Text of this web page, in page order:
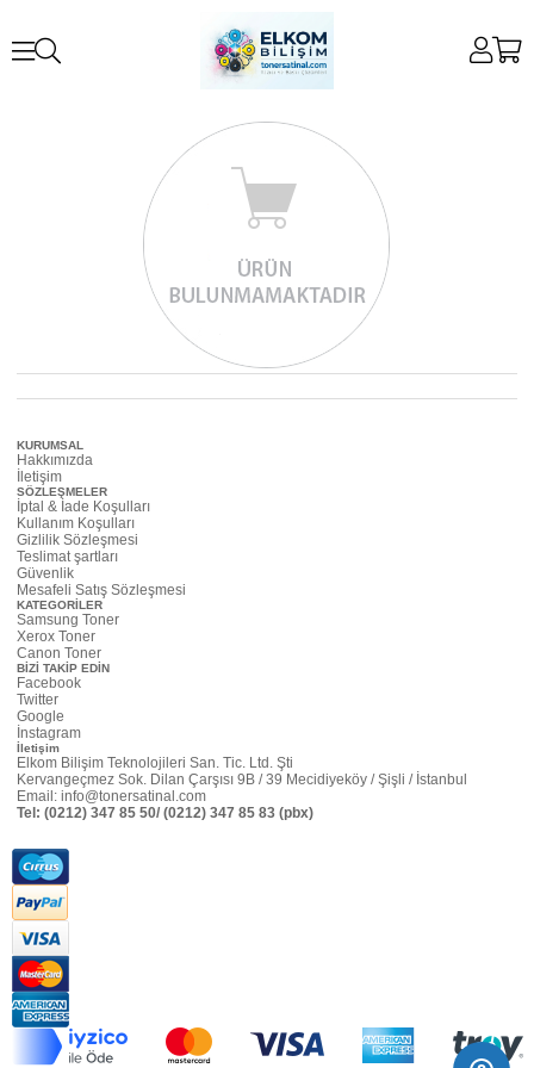
KURUMSAL
Hakkımızda
İletişim
SÖZLEŞMELER
İptal & İade Koşulları
Kullanım Koşulları
Gizlilik Sözleşmesi
Teslimat şartları
Güvenlik
Mesafeli Satış Sözleşmesi
KATEGORİLER
Samsung Toner
Xerox Toner
Canon Toner
BİZİ TAKİP EDİN
Facebook
Twitter
Google
İnstagram
İletişim
Elkom Bilişim Teknolojileri San. Tic. Ltd. Şti
Kervangeçmez Sok. Dilan Çarşısı 9B / 39 Mecidiyeköy / Şişli / İstanbul
Email: info@tonersatinal.com
Tel: (0212) 347 85 50/ (0212) 347 85 83 (pbx)